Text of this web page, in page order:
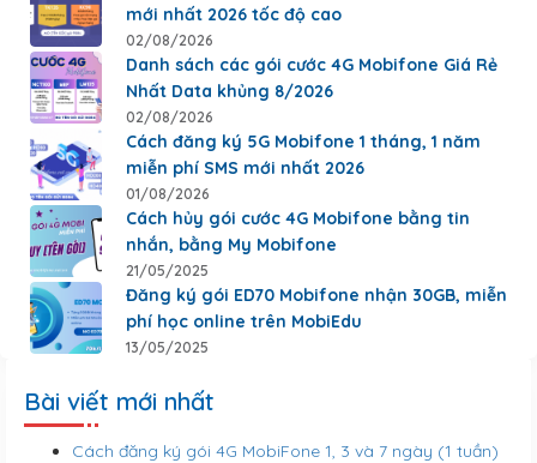
mới nhất 2026 tốc độ cao
02/08/2026
Danh sách các gói cước 4G Mobifone Giá Rẻ
Nhất Data khủng 8/2026
02/08/2026
Cách đăng ký 5G Mobifone 1 tháng, 1 năm
miễn phí SMS mới nhất 2026
01/08/2026
Cách hủy gói cước 4G Mobifone bằng tin
nhắn, bằng My Mobifone
21/05/2025
Đăng ký gói ED70 Mobifone nhận 30GB, miễn
phí học online trên MobiEdu
13/05/2025
Bài viết mới nhất
Cách đăng ký gói 4G MobiFone 1, 3 và 7 ngày (1 tuần)